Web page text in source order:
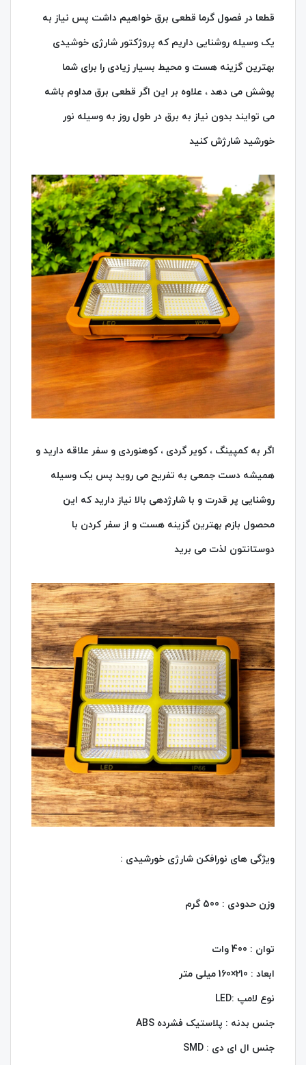
قطعا در فصول گرما قطعی برق خواهیم داشت پس نیاز به
یک وسیله روشنایی داریم که پروژکتور شارژی خوشیدی
بهترین گزینه هست و محیط بسیار زیادی را برای شما
پوشش می دهد ، علاوه بر این اگر قطعی برق مداوم باشه
می توایند بدون نیاز به برق در طول روز به وسیله نور
خورشید شارژش کنید
اگر به کمپینگ ، کویر گردی ، کوهنوردی و سفر علاقه دارید و
همیشه دست جمعی به تفریح می روید پس یک وسیله
روشنایی پر قدرت و با شارژدهی بالا نیاز دارید که این
محصول بازم بهترین گزینه هست و از سفر کردن با
دوستانتون لذت می برید
ویژگی های نورافکن شارژی خورشیدی :
وزن حدودی : 500 گرم
توان : 400 وات
ابعاد : 210×160 میلی متر
نوع لامپ :LED
جنس بدنه : پلاستیک فشرده ABS
جنس ال ای دی : SMD